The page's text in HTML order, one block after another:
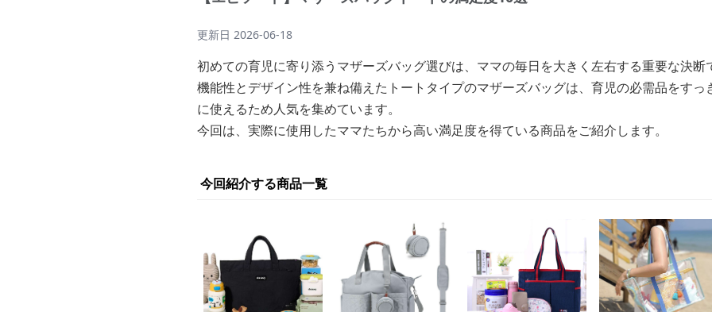
更新日 2026-06-18
初めての育児に寄り添うマザーズバッグ選びは、ママの毎日を大きく左右する重要な決断
機能性とデザイン性を兼ね備えたトートタイプのマザーズバッグは、育児の必需品をすっ
に使えるため人気を集めています。
今回は、実際に使用したママたちから高い満足度を得ている商品をご紹介します。
今回紹介する商品一覧